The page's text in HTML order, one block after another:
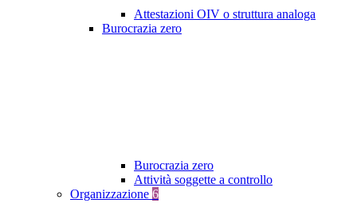
Attestazioni OIV o struttura analoga
Burocrazia zero
Burocrazia zero
Attività soggette a controllo
Organizzazione 6